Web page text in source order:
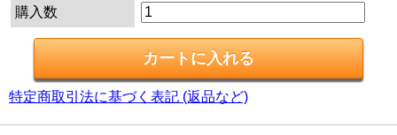
購入数
特定商取引法に基づく表記 (返品など)